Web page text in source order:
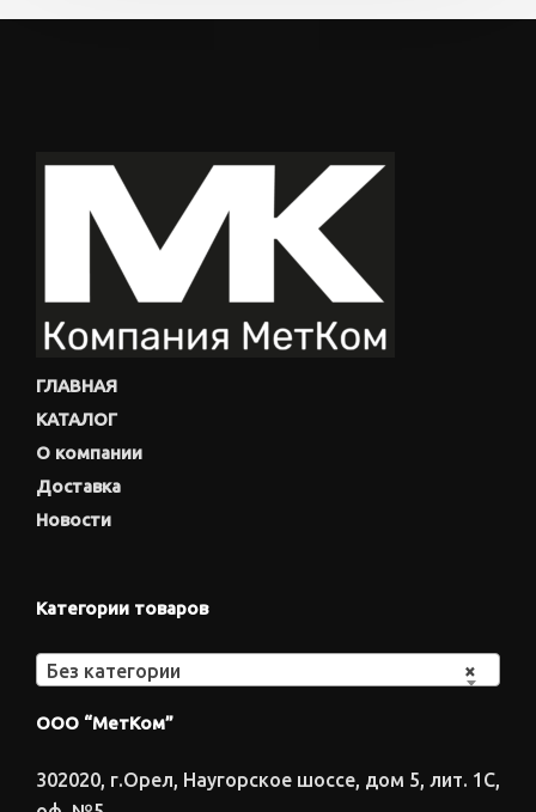
ГЛАВНАЯ
КАТАЛОГ
О компании
Доставка
Новости
Категории товаров
×
Без категории
ООО “МетКом”
302020, г.Орел, Наугорское шоссе, дом 5, лит. 1С,